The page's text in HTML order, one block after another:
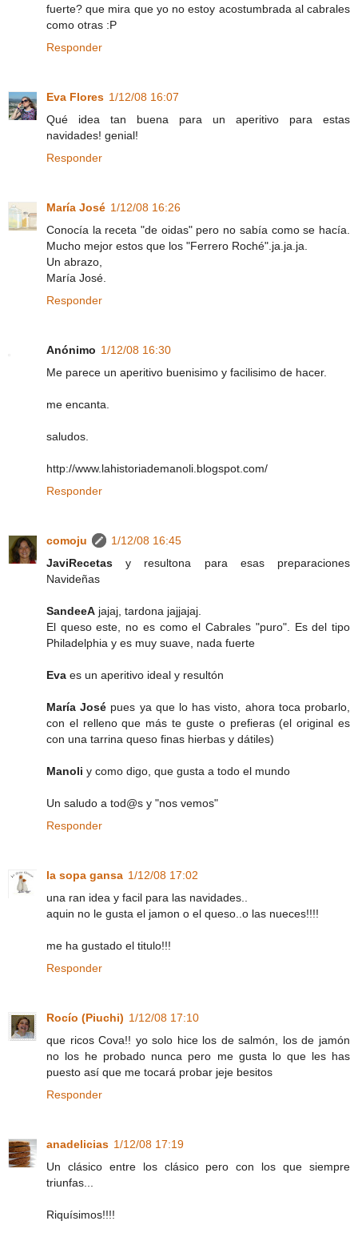
fuerte? que mira que yo no estoy acostumbrada al cabrales
como otras :P
Responder
Eva Flores 1/12/08 16:07
Qué idea tan buena para un aperitivo para estas
navidades! genial!
Responder
María José 1/12/08 16:26
Conocía la receta "de oidas" pero no sabía como se hacía.
Mucho mejor estos que los "Ferrero Roché".ja.ja.ja.
Un abrazo,
María José.
Responder
Anónimo 1/12/08 16:30
Me parece un aperitivo buenisimo y facilisimo de hacer.
me encanta.
saludos.
http://www.lahistoriademanoli.blogspot.com/
Responder
comoju
1/12/08 16:45
JaviRecetas y resultona para esas preparaciones
Navideñas
SandeeA jajaj, tardona jajjajaj.
El queso este, no es como el Cabrales "puro". Es del tipo
Philadelphia y es muy suave, nada fuerte
Eva es un aperitivo ideal y resultón
María José pues ya que lo has visto, ahora toca probarlo,
con el relleno que más te guste o prefieras (el original es
con una tarrina queso finas hierbas y dátiles)
Manoli y como digo, que gusta a todo el mundo
Un saludo a tod@s y "nos vemos"
Responder
la sopa gansa 1/12/08 17:02
una ran idea y facil para las navidades..
aquin no le gusta el jamon o el queso..o las nueces!!!!
me ha gustado el titulo!!!
Responder
Rocío (Piuchi) 1/12/08 17:10
que ricos Cova!! yo solo hice los de salmón, los de jamón
no los he probado nunca pero me gusta lo que les has
puesto así que me tocará probar jeje besitos
Responder
anadelicias 1/12/08 17:19
Un clásico entre los clásico pero con los que siempre
triunfas...
Riquísimos!!!!